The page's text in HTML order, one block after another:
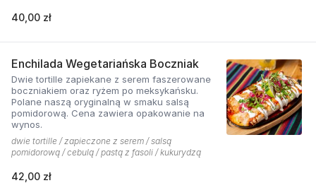
40,00 zł
Enchilada Wegetariańska Boczniak
Dwie tortille zapiekane z serem faszerowane
boczniakiem oraz ryżem po meksykańsku.
Polane naszą oryginalną w smaku salsą
pomidorową. Cena zawiera opakowanie na
wynos.
dwie tortille / zapieczone z serem / salsą
pomidorową / cebulą / pastą z fasoli / kukurydzą
42,00 zł